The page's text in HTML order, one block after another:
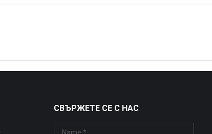
СВЪРЖЕТЕ СЕ С НАС
Name *